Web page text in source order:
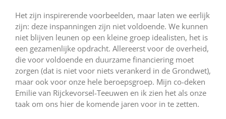
Het zijn inspirerende voorbeelden, maar laten we eerlijk
zijn: deze inspanningen zijn niet voldoende. We kunnen
niet blijven leunen op een kleine groep idealisten, het is
een gezamenlijke opdracht. Allereerst voor de overheid,
die voor voldoende en duurzame financiering moet
zorgen (dat is niet voor niets verankerd in de Grondwet),
maar ook voor onze hele beroepsgroep. Mijn co-deken
Emilie van Rijckevorsel-Teeuwen en ik zien het als onze
taak om ons hier de komende jaren voor in te zetten.